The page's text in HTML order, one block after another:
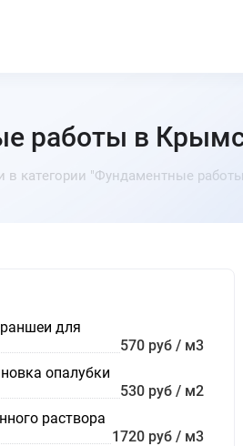
работы в
в категории "Фундаментные
для
570 руб / м3
опалубки
530 руб / м2
раствора
1720 руб / м3